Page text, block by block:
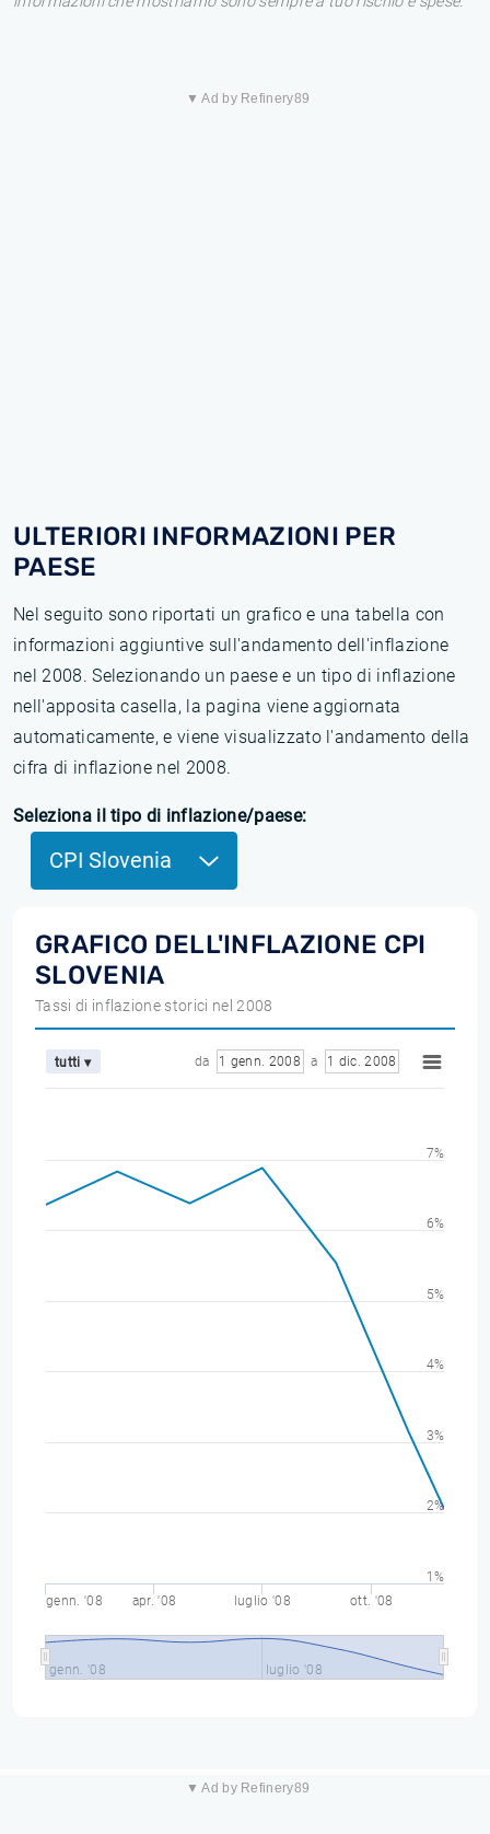
▼ Ad by Refinery89
ULTERIORI INFORMAZIONI PER
PAESE
Nel seguito sono riportati un grafico e una tabella con
informazioni aggiuntive sull'andamento dell'inflazione
nel 2008. Selezionando un paese e un tipo di inflazione
nell'apposita casella, la pagina viene aggiornata
automaticamente, e viene visualizzato l'andamento della
cifra di inflazione nel 2008.
Seleziona il tipo di inflazione/paese:
CPI Slovenia
GRAFICO DELL'INFLAZIONE CPI
SLOVENIA
Tassi di inflazione storici nel 2008
tutti ▾ da 1 genn. 2008 a 1 dic. 2008
genn. '08 apr. '08 luglio '08 ott. '08
genn. '08 luglio '08
1%
2%
3%
4%
5%
6%
7%
▼ Ad by Refinery89